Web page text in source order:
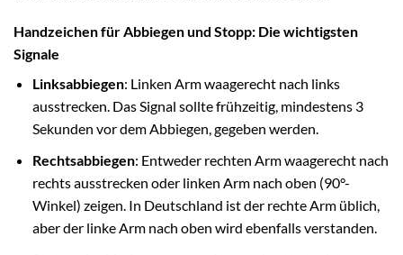
Handzeichen für Abbiegen und Stopp: Die wichtigsten
Signale
Linksabbiegen: Linken Arm waagerecht nach links
ausstrecken. Das Signal sollte frühzeitig, mindestens 3
Sekunden vor dem Abbiegen, gegeben werden.
Rechtsabbiegen: Entweder rechten Arm waagerecht nach
rechts ausstrecken oder linken Arm nach oben (90°-
Winkel) zeigen. In Deutschland ist der rechte Arm üblich,
aber der linke Arm nach oben wird ebenfalls verstanden.